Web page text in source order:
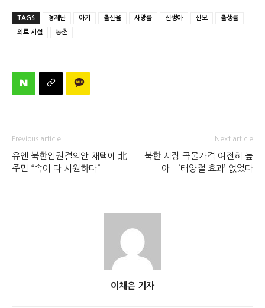
TAGS 경제난 아기 출산율 사망률 신생아 산모 출생률
의료 시설 농촌
Previous article
유엔 북한인권결의안 채택에 北
주민 “속이 다 시원하다”
Next article
북한 시장 곡물가격 여전히 높
아…’태양절 효과’ 없었다
이채은 기자